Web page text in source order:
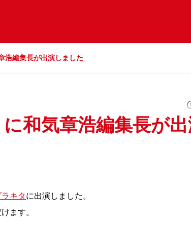
浩編集長が出演しました
和気章浩編集長が出
ラキタに出演しました。
ます。